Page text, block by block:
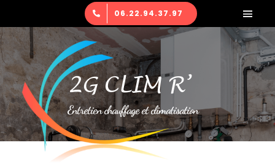
au
contenu
06.22.94.37.97
à
Entretien chauffage et climatisation
Espace client
Nous contacter
2G CLIM R’
Entretien chauffage et climatisation